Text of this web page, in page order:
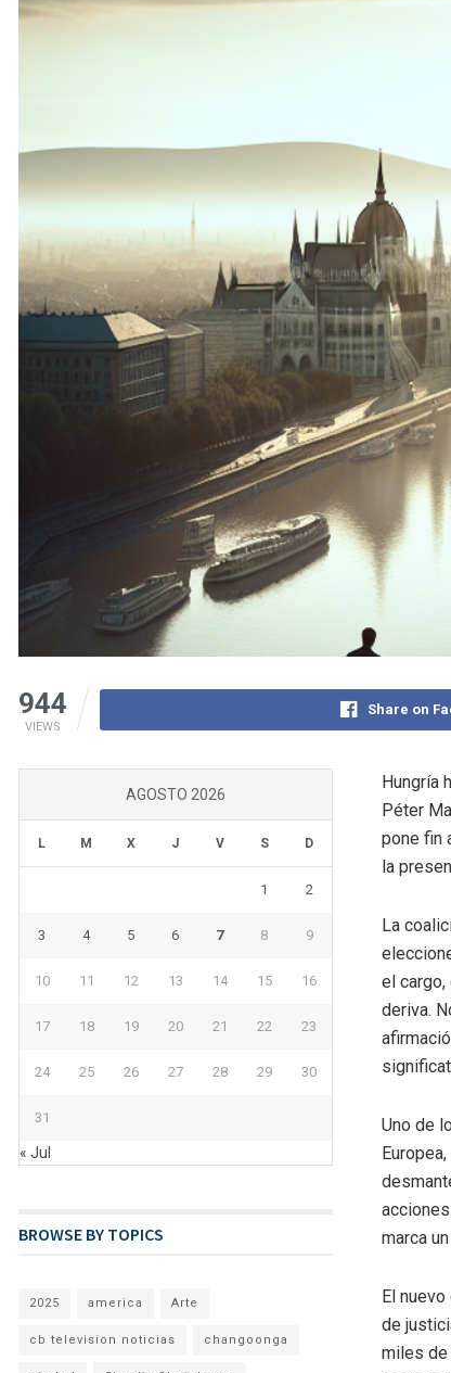
944
VIEWS
Share on
Hungría
Péter
pone fin
la
La
el cargo,
deriva.
Uno de
marca
El
de
miles de
AGOSTO 2026
L M X J V S D
1 2
3 4 5 6 7 8 9
10 11 12 13 14 15 16
17 18 19 20 21 22 23
24 25 26 27 28 29 30
31
« Jul
BROWSE BY TOPICS
2025 america Arte
cb television noticias changoonga